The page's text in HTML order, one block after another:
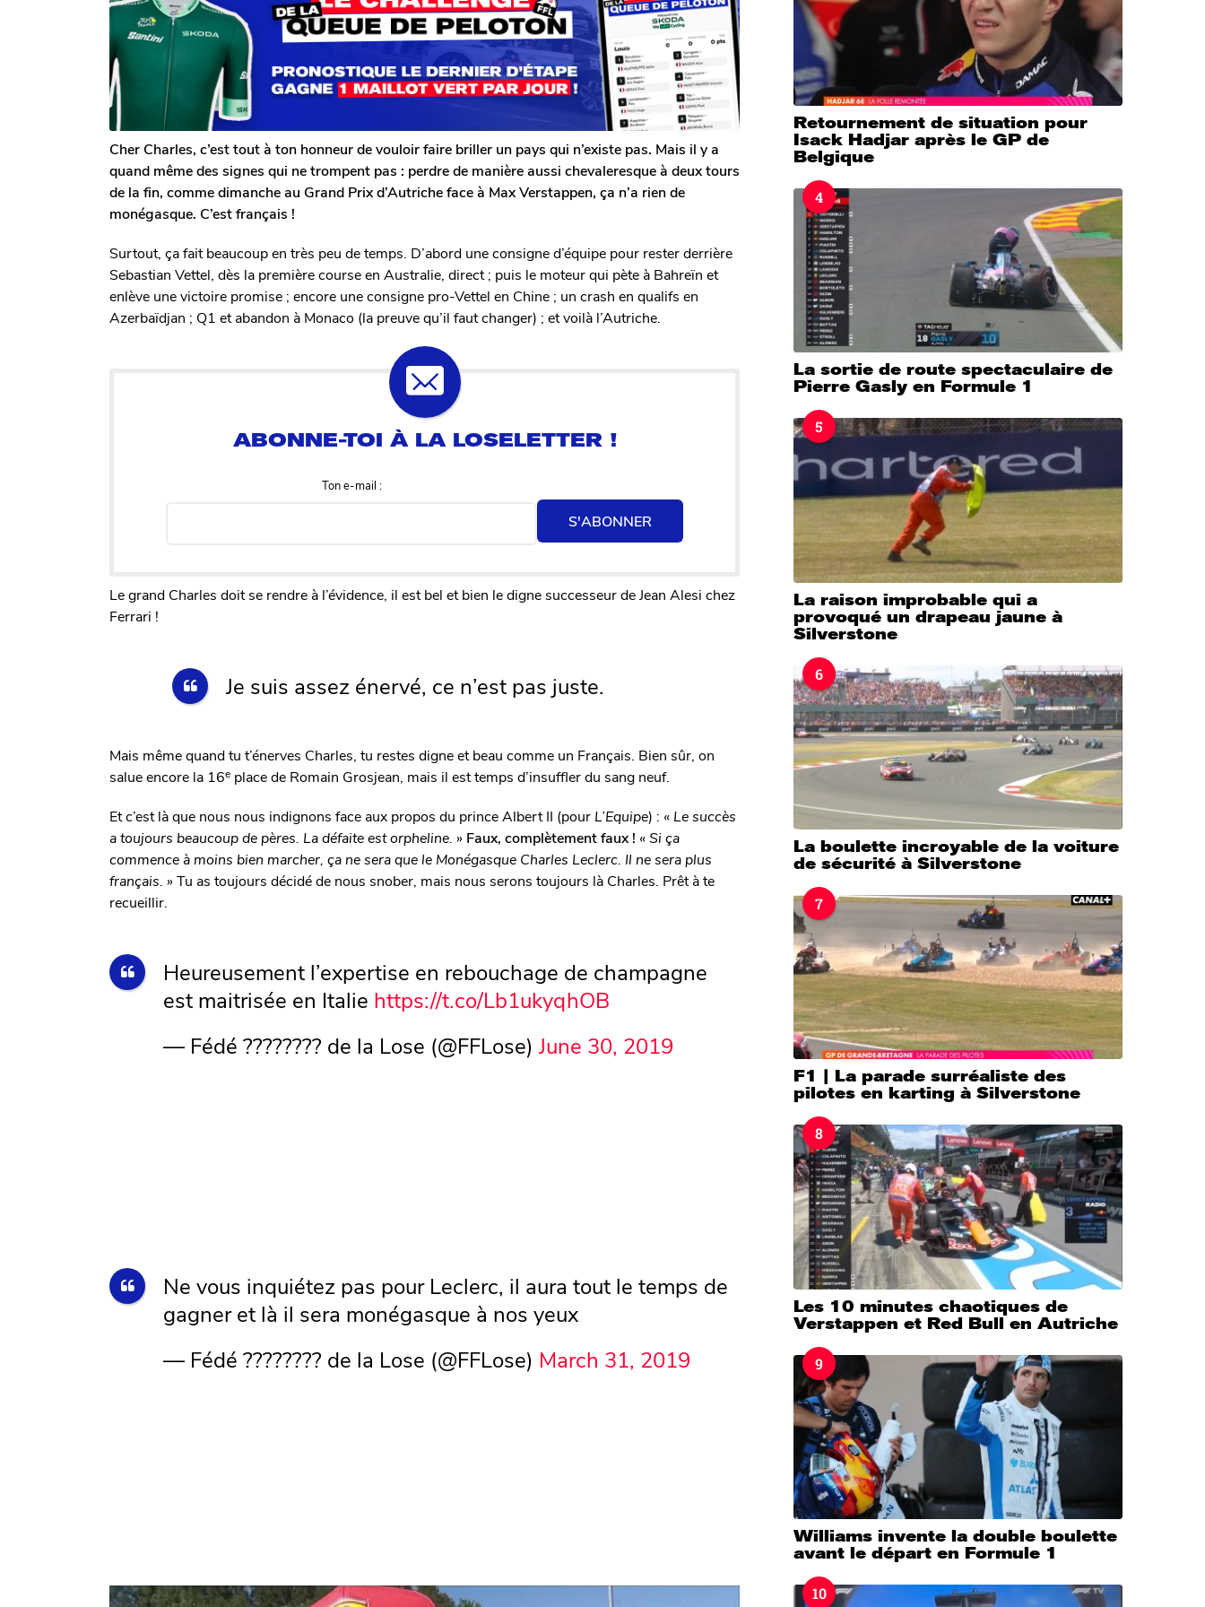
7
a
n
s
a
g
o
h
o
m
a
o
Cher Charles, c’est tout à ton honneur de vouloir faire briller un pays qui n’existe pas. Mais il y a
quand même des signes qui ne trompent pas : perdre de manière aussi chevaleresque à deux tours
de la fin, comme dimanche au Grand Prix d’Autriche face à Max Verstappen, ça n’a rien de
monégasque. C’est français !
Surtout, ça fait beaucoup en très peu de temps. D’abord une consigne d’équipe pour rester derrière
Sebastian Vettel, dès la première course en Australie, direct ; puis le moteur qui pète à Bahreïn et
enlève une victoire promise ; encore une consigne pro-Vettel en Chine ; un crash en qualifs en
Azerbaïdjan ; Q1 et abandon à Monaco (la preuve qu’il faut changer) ; et voilà l’Autriche.
Ton e-mail :
S'ABONNER
Le grand Charles doit se rendre à l’évidence, il est bel et bien le digne successeur de Jean Alesi chez
Ferrari !
Je suis assez énervé, ce n’est pas juste.
Mais même quand tu t’énerves Charles, tu restes digne et beau comme un Français. Bien sûr, on
salue encore la 16e place de Romain Grosjean, mais il est temps d’insuffler du sang neuf.
Et c’est là que nous nous indignons face aux propos du prince Albert II (pour L’Equipe) : « Le succès
a toujours beaucoup de pères. La défaite est orpheline. » Faux, complètement faux ! « Si ça
commence à moins bien marcher, ça ne sera que le Monégasque Charles Leclerc. Il ne sera plus
français. » Tu as toujours décidé de nous snober, mais nous serons toujours là Charles. Prêt à te
recueillir.
Heureusement l’expertise en rebouchage de champagne
est maitrisée en Italie https://t.co/Lb1ukyqhOB
— Fédé ???????? de la Lose (@FFLose)June 30, 2019
Ne vous inquiétez pas pour Leclerc, il aura tout le temps de
gagner et là il sera monégasque à nos yeux
— Fédé ???????? de la Lose (@FFLose) March 31, 2019
Retournement de situation pour
Isack Hadjar après le GP de
Belgique
4
La sortie de route spectaculaire de
Pierre Gasly en Formule 1
5
La raison improbable qui a
provoqué un drapeau jaune à
Silverstone
6
La boulette incroyable de la voiture
de sécurité à Silverstone
7
F1 | La parade surréaliste des
pilotes en karting à Silverstone
8
Les 10 minutes chaotiques de
Verstappen et Red Bull en Autriche
9
Williams invente la double boulette
avant le départ en Formule 1
10